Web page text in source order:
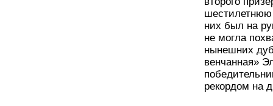
них был на
не могла
нынешних
венчанная»
рекордом на